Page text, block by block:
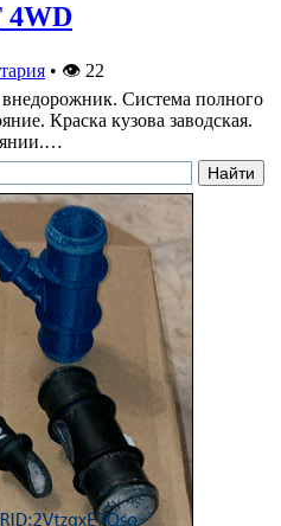
4WD
• 👁 22
Система полного
Краска кузова заводская.